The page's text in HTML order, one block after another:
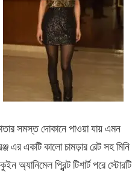
সমস্ত দোকানে পাওয়া যায় এমন
এর একটি কালো চামড়ার বেল্ট সহ মিনি
অ্যানিমেল প্রিন্ট টিশার্ট পরে স্টোরটি